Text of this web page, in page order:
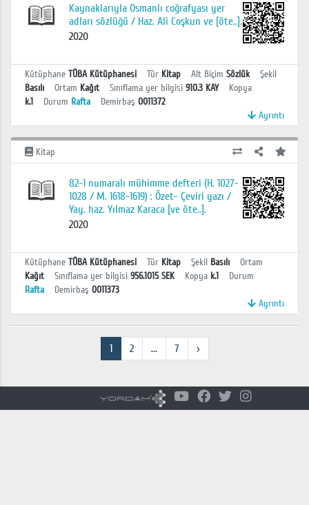
Kaynaklarıyla Osmanlı coğrafyası yer
adları sözlüğü / Haz. Ali Coşkun ve [öte..].
2020
Kütüphane TÜBA Kütüphanesi Tür Kitap Alt Biçim Sözlük
Şekil
Basılı
Ortam Kağıt Sınıflama yer bilgisi 910.3 KAY
Kopya
k.1
Durum Rafta Demirbaş 0011372
Ayrıntı
Kitap
82-1 numaralı mühimme defteri (H. 1027-
1028 / M. 1618-1619) : Özet- Çeviri yazı /
Yay. haz. Yılmaz Karaca [ve öte..].
2020
Kütüphane TÜBA Kütüphanesi Tür Kitap Şekil Basılı
Ortam
Kağıt
Sınıflama yer bilgisi 956.1015 SEK Kopya k.1
Durum
Rafta
Demirbaş 0011373
Ayrıntı
1 2 ... 7 ›